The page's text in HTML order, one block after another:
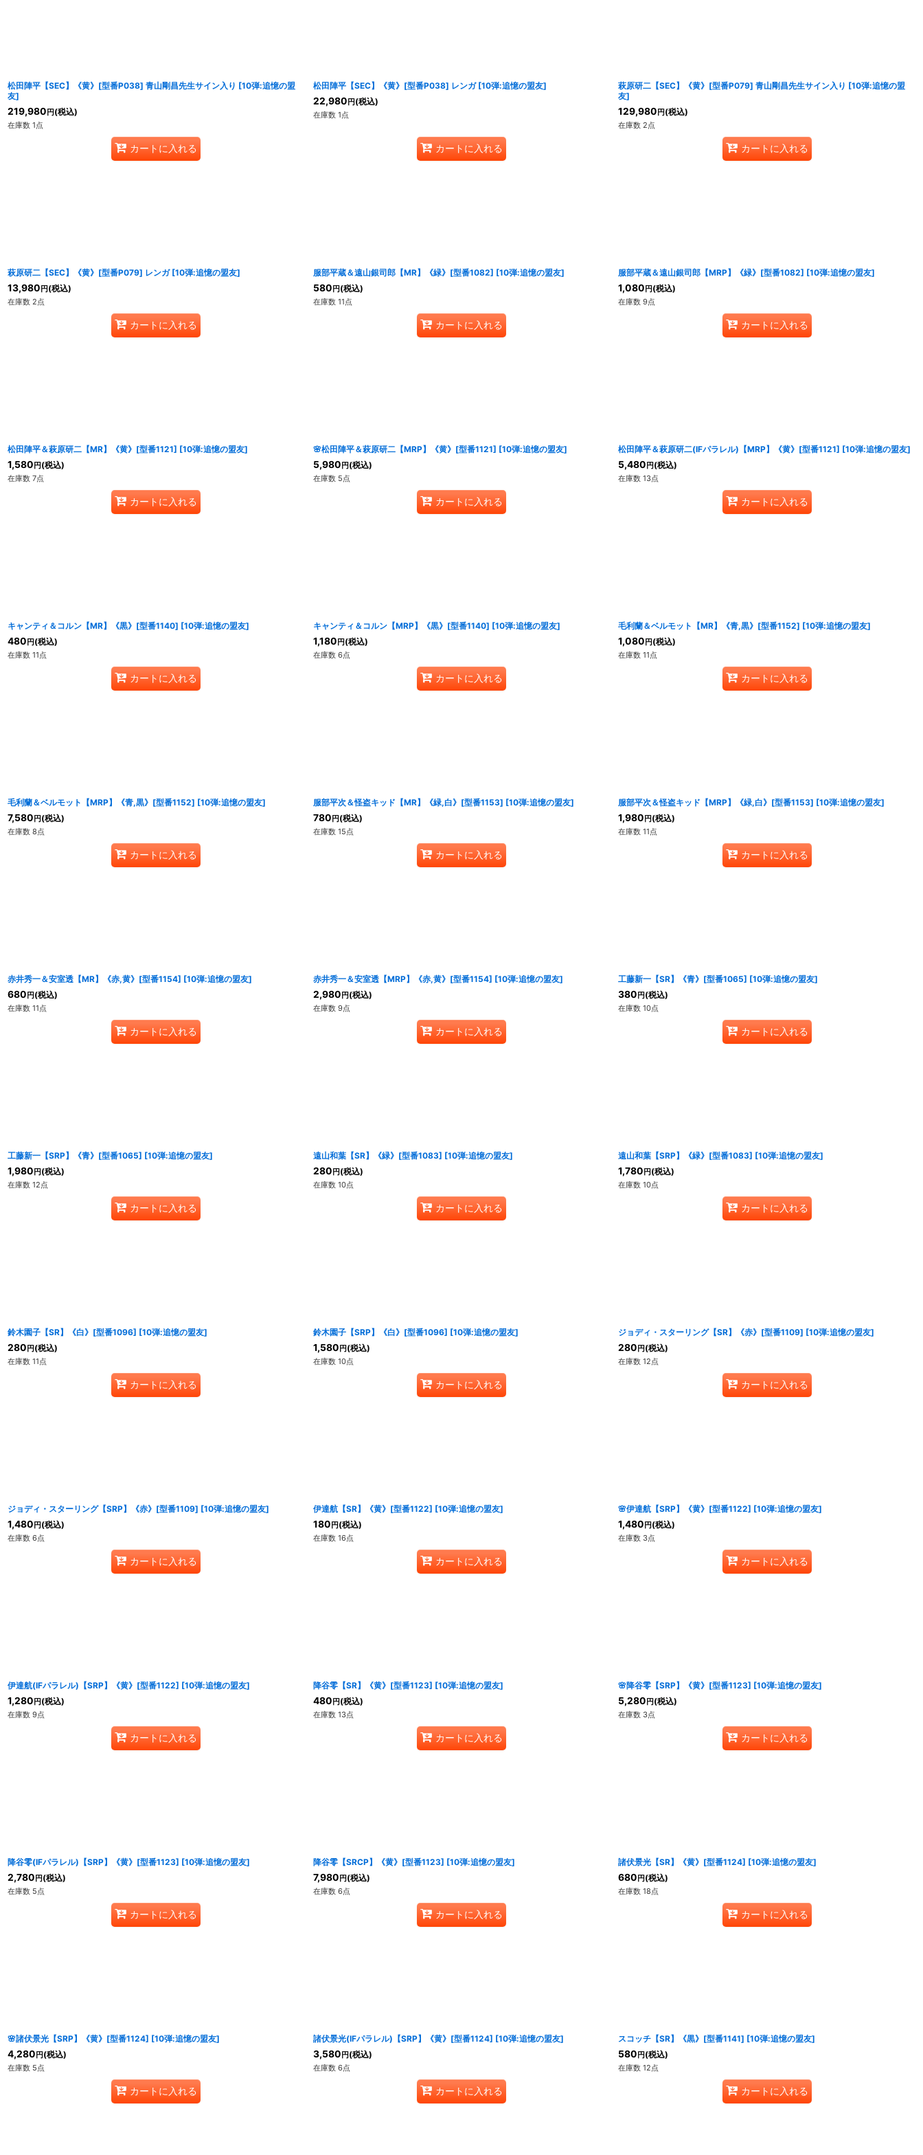
松田陣平【SEC】《黄》[型番P038] 青山剛昌先生サイン入り [10弾:追憶の盟
友]
219,980 円 (税込)
在庫数 1点
カートに入れる
松田陣平【SEC】《黄》[型番P038] レンガ [10弾:追憶の盟友]
22,980 円(税込)
在庫数 1点
カートに入れる
萩原研二【SEC】《黄》[型番P079] 青山剛昌先生サイン入り [10弾:追憶の盟
友]
129,980 円 (税込)
在庫数 2点
カートに入れる
萩原研二【SEC】《黄》[型番P079] レンガ [10弾:追憶の盟友]
13,980 円 (税込)
在庫数 2点
カートに入れる
服部平蔵＆遠山銀司郎【MR】《緑》[型番1082] [10弾:追憶の盟友]
580 円(税込)
在庫数 11点
カートに入れる
服部平蔵＆遠山銀司郎【MRP】《緑》[型番1082] [10弾:追憶の盟友]
1,080 円 (税込)
在庫数 9点
カートに入れる
松田陣平＆萩原研二【MR】《黄》[型番1121] [10弾:追憶の盟友]
1,580 円 (税込)
在庫数 7点
カートに入れる
🌸松田陣平＆萩原研二【MRP】《黄》[型番1121] [10弾:追憶の盟友]
5,980 円(税込)
在庫数 5点
カートに入れる
松田陣平＆萩原研二(IFパラレル)【MRP】《黄》[型番1121] [10弾:追憶の盟友]
5,480 円 (税込)
在庫数 13点
カートに入れる
キャンティ＆コルン【MR】《黒》[型番1140] [10弾:追憶の盟友]
480 円 (税込)
在庫数 11点
カートに入れる
キャンティ＆コルン【MRP】《黒》[型番1140] [10弾:追憶の盟友]
1,180 円(税込)
在庫数 6点
カートに入れる
毛利蘭＆ベルモット【MR】《青,黒》[型番1152] [10弾:追憶の盟友]
1,080 円 (税込)
在庫数 11点
カートに入れる
毛利蘭＆ベルモット【MRP】《青,黒》[型番1152] [10弾:追憶の盟友]
7,580 円 (税込)
在庫数 8点
カートに入れる
服部平次＆怪盗キッド【MR】《緑,白》[型番1153] [10弾:追憶の盟友]
780 円(税込)
在庫数 15点
カートに入れる
服部平次＆怪盗キッド【MRP】《緑,白》[型番1153] [10弾:追憶の盟友]
1,980 円 (税込)
在庫数 11点
カートに入れる
赤井秀一＆安室透【MR】《赤,黄》[型番1154] [10弾:追憶の盟友]
680 円 (税込)
在庫数 11点
カートに入れる
赤井秀一＆安室透【MRP】《赤,黄》[型番1154] [10弾:追憶の盟友]
2,980 円(税込)
在庫数 9点
カートに入れる
工藤新一【SR】《青》[型番1065] [10弾:追憶の盟友]
380 円 (税込)
在庫数 10点
カートに入れる
工藤新一【SRP】《青》[型番1065] [10弾:追憶の盟友]
1,980 円 (税込)
在庫数 12点
カートに入れる
遠山和葉【SR】《緑》[型番1083] [10弾:追憶の盟友]
280 円(税込)
在庫数 10点
カートに入れる
遠山和葉【SRP】《緑》[型番1083] [10弾:追憶の盟友]
1,780 円 (税込)
在庫数 10点
カートに入れる
鈴木園子【SR】《白》[型番1096] [10弾:追憶の盟友]
280 円 (税込)
在庫数 11点
カートに入れる
鈴木園子【SRP】《白》[型番1096] [10弾:追憶の盟友]
1,580 円(税込)
在庫数 10点
カートに入れる
ジョディ・スターリング【SR】《赤》[型番1109] [10弾:追憶の盟友]
280 円 (税込)
在庫数 12点
カートに入れる
ジョディ・スターリング【SRP】《赤》[型番1109] [10弾:追憶の盟友]
1,480 円 (税込)
在庫数 6点
カートに入れる
伊達航【SR】《黄》[型番1122] [10弾:追憶の盟友]
180 円(税込)
在庫数 16点
カートに入れる
🌸伊達航【SRP】《黄》[型番1122] [10弾:追憶の盟友]
1,480 円 (税込)
在庫数 3点
カートに入れる
伊達航(IFパラレル)【SRP】《黄》[型番1122] [10弾:追憶の盟友]
1,280 円 (税込)
在庫数 9点
カートに入れる
降谷零【SR】《黄》[型番1123] [10弾:追憶の盟友]
480 円(税込)
在庫数 13点
カートに入れる
🌸降谷零【SRP】《黄》[型番1123] [10弾:追憶の盟友]
5,280 円 (税込)
在庫数 3点
カートに入れる
降谷零(IFパラレル)【SRP】《黄》[型番1123] [10弾:追憶の盟友]
2,780 円 (税込)
在庫数 5点
カートに入れる
降谷零【SRCP】《黄》[型番1123] [10弾:追憶の盟友]
7,980 円(税込)
在庫数 6点
カートに入れる
諸伏景光【SR】《黄》[型番1124] [10弾:追憶の盟友]
680 円 (税込)
在庫数 18点
カートに入れる
🌸諸伏景光【SRP】《黄》[型番1124] [10弾:追憶の盟友]
4,280 円 (税込)
在庫数 5点
カートに入れる
諸伏景光(IFパラレル)【SRP】《黄》[型番1124] [10弾:追憶の盟友]
3,580 円(税込)
在庫数 6点
カートに入れる
スコッチ【SR】《黒》[型番1141] [10弾:追憶の盟友]
580 円 (税込)
在庫数 12点
カートに入れる